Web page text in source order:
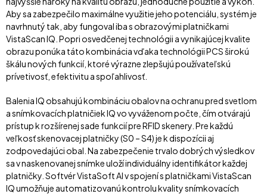
Aby sa zabezpečilo maximálne využitie jeho potenciálu, systém je
navrhnutý tak, aby fungoval iba s obrazovými platničkami
VistaScan IQ. Popri osvedčenej technológii a vynikajúcej kvalite
obrazu ponúka táto kombinácia vďaka technológii PCS širokú
škálu nových funkcií, ktoré výrazne zlepšujú používateľskú
prívetivosť, efektivitu a spoľahlivosť.
Balenia IQ obsahujú kombináciu obalov na ochranu pred svetlom
a snímkovacích platničiek IQ vo vyváženom počte, čím otvárajú
prístup k rozšírenej sade funkcií pre RFID skenery. Pre každú
veľkosť skenovacej platničky (S0 – S4) je k dispozícii aj
zodpovedajúci obal. Na zabezpečenie trvalo dobrých výsledkov
sa v naskenovanej snímke uloží individuálny identifikátor každej
platničky. Softvér VistaSoft AI v spojení s platničkami VistaScan
IQ umožňuje automatizovanú kontrolu kvality snímkovacích